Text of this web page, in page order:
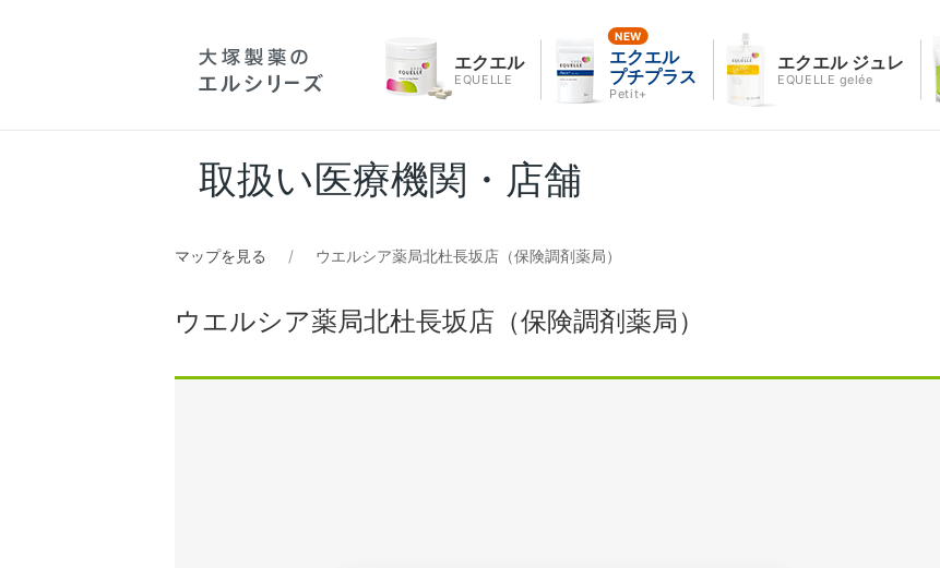
エクエル
EQUELLE
エクエル
プチプラス
Petit+
エクエル ジュレ
EQUELLE gelée
取扱い医療機関・店舗
マップを見る ウエルシア薬局北杜長坂店（保険調剤薬局）
ウエルシア薬局北杜長坂店（保険調剤薬局）